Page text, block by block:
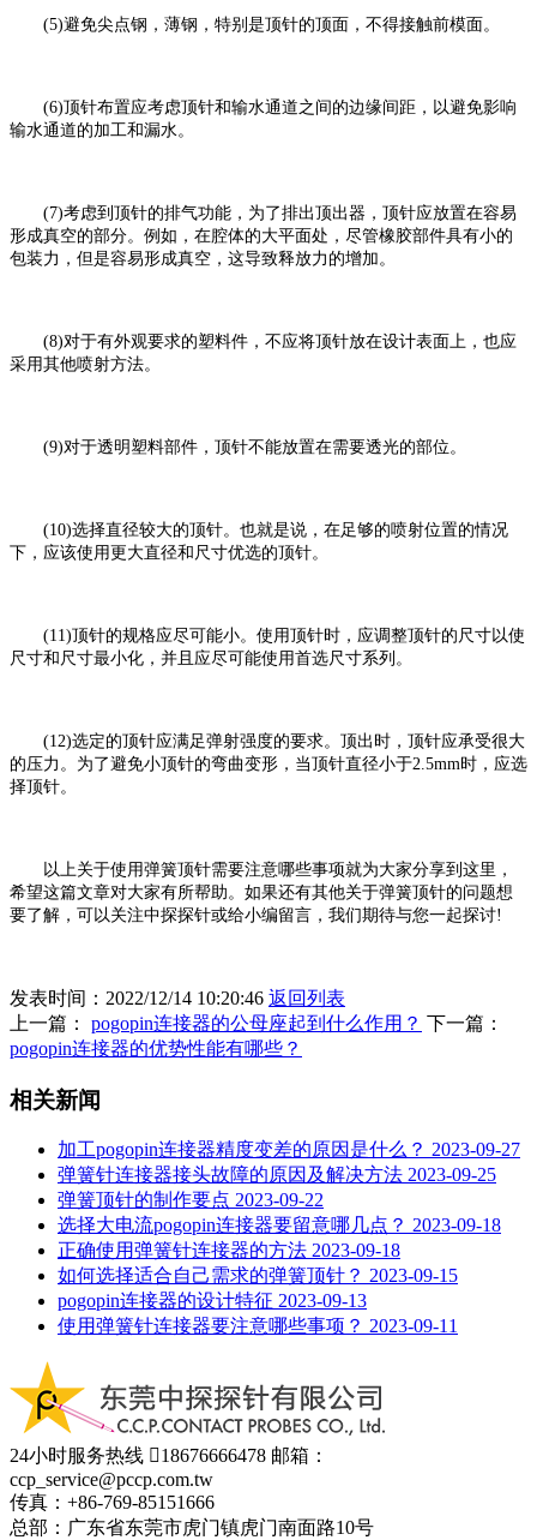
(5)避免尖点钢，薄钢，特别是顶针的顶面，不得接触前模面。
(6)顶针布置应考虑顶针和输水通道之间的边缘间距，以避免影响
输水通道的加工和漏水。
(7)考虑到顶针的排气功能，为了排出顶出器，顶针应放置在容易
形成真空的部分。例如，在腔体的大平面处，尽管橡胶部件具有小的
包装力，但是容易形成真空，这导致释放力的增加。
(8)对于有外观要求的塑料件，不应将顶针放在设计表面上，也应
采用其他喷射方法。
(9)对于透明塑料部件，顶针不能放置在需要透光的部位。
(10)选择直径较大的顶针。也就是说，在足够的喷射位置的情况
下，应该使用更大直径和尺寸优选的顶针。
(11)顶针的规格应尽可能小。使用顶针时，应调整顶针的尺寸以使
尺寸和尺寸最小化，并且应尽可能使用首选尺寸系列。
(12)选定的顶针应满足弹射强度的要求。顶出时，顶针应承受很大
的压力。为了避免小顶针的弯曲变形，当顶针直径小于2.5mm时，应选
择顶针。
以上关于使用弹簧顶针需要注意哪些事项就为大家分享到这里，
希望这篇文章对大家有所帮助。如果还有其他关于弹簧顶针的问题想
要了解，可以关注中探探针或给小编留言，我们期待与您一起探讨!
发表时间：2022/12/14 10:20:46 返回列表
上一篇： pogopin连接器的公母座起到什么作用？ 下一篇：
pogopin连接器的优势性能有哪些？
相关新闻
加工pogopin连接器精度变差的原因是什么？ 2023-09-27
弹簧针连接器接头故障的原因及解决方法 2023-09-25
弹簧顶针的制作要点 2023-09-22
选择大电流pogopin连接器要留意哪几点？ 2023-09-18
正确使用弹簧针连接器的方法 2023-09-18
如何选择适合自己需求的弹簧顶针？ 2023-09-15
pogopin连接器的设计特征 2023-09-13
使用弹簧针连接器要注意哪些事项？ 2023-09-11
24小时服务热线 18676666478 邮箱：
ccp_service@pccp.com.tw
传真：+86-769-85151666
总部：广东省东莞市虎门镇虎门南面路10号